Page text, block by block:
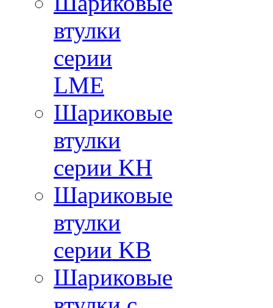
втулки
серии
LME
Шариковые
втулки
серии KH
Шариковые
втулки
серии KB
Шариковые